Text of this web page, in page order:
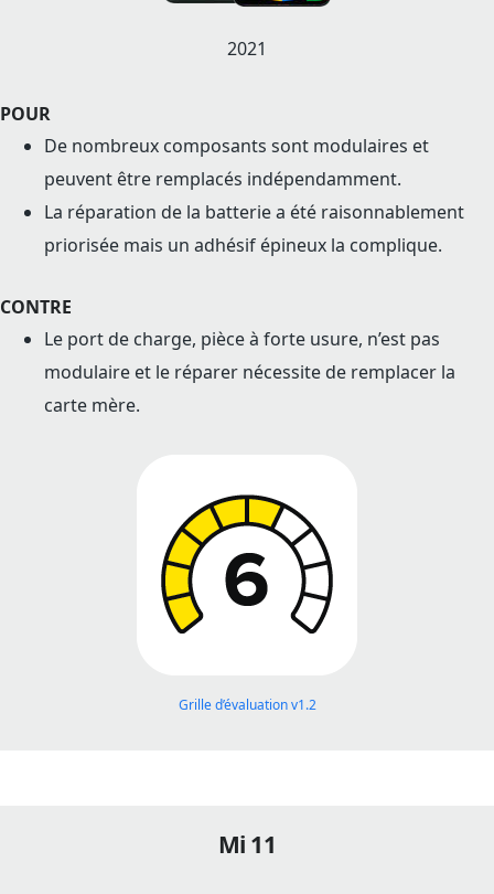
2021
POUR
De nombreux composants sont modulaires et
peuvent être remplacés indépendamment.
La réparation de la batterie a été raisonnablement
priorisée mais un adhésif épineux la complique.
CONTRE
Le port de charge, pièce à forte usure, n’est pas
modulaire et le réparer nécessite de remplacer la
carte mère.
Grille d’évaluation v1.2
Mi 11